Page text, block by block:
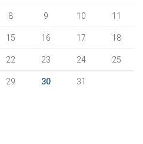
8 9 10 11
15 16 17 18
22 23 24 25
29 30
31